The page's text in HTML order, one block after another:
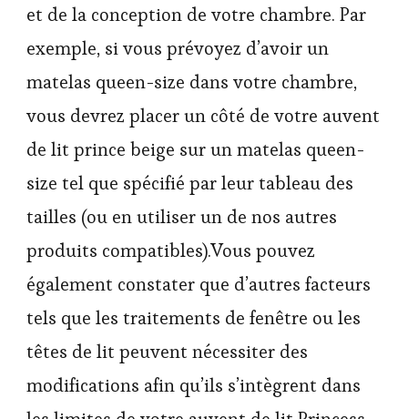
et de la conception de votre chambre. Par
exemple, si vous prévoyez d’avoir un
matelas queen-size dans votre chambre,
vous devrez placer un côté de votre auvent
de lit prince beige sur un matelas queen-
size tel que spécifié par leur tableau des
tailles (ou en utiliser un de nos autres
produits compatibles).Vous pouvez
également constater que d’autres facteurs
tels que les traitements de fenêtre ou les
têtes de lit peuvent nécessiter des
modifications afin qu’ils s’intègrent dans